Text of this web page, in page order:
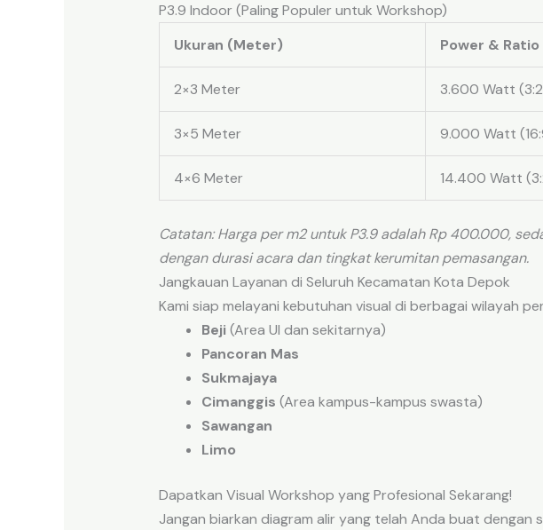
P3.9 Indoor (Paling Populer untuk Workshop)
Ukuran (Meter)
Power & Ratio
2×3 Meter 3.600 Watt
3×5 Meter 9.000 Watt
4×6 Meter 14.400 Watt
Catatan: Harga per m2 untuk P3.9 adalah Rp 400.000,
dengan durasi acara dan tingkat kerumitan pemasangan.
Jangkauan Layanan di Seluruh Kecamatan Kota Depok
Kami siap melayani kebutuhan visual di berbagai wilayah
Beji (Area UI dan sekitarnya)
Pancoran Mas
Sukmajaya
Cimanggis (Area kampus-kampus swasta)
Sawangan
Limo
Dapatkan Visual Workshop yang Profesional Sekarang!
Jangan biarkan diagram alir yang telah Anda buat